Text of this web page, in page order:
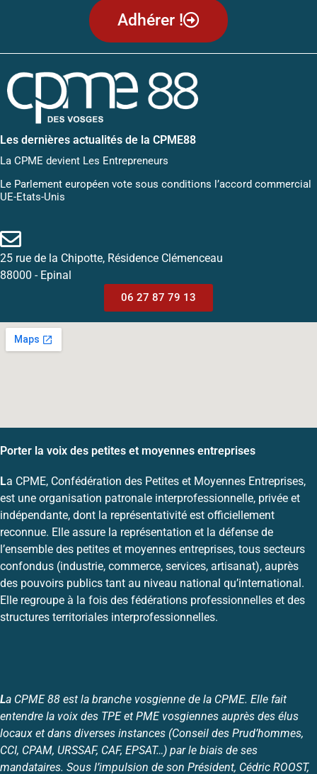
Adhérer !
Les dernières actualités de la CPME88
La CPME devient Les Entrepreneurs
Le Parlement européen vote sous conditions l’accord commercial
UE-Etats-Unis
25 rue de la Chipotte, Résidence Clémenceau
88000 - Epinal
06 27 87 79 13
Porter la voix des petites et moyennes entreprises
La CPME, Confédération des Petites et Moyennes Entreprises,
est une organisation patronale interprofessionnelle, privée et
indépendante, dont la représentativité est officiellement
reconnue. Elle assure la représentation et la défense de
l’ensemble des petites et moyennes entreprises, tous secteurs
confondus (industrie, commerce, services, artisanat), auprès
des pouvoirs publics tant au niveau national qu’international.
Elle regroupe à la fois des fédérations professionnelles et des
structures territoriales interprofessionnelles.
La CPME 88 est la branche vosgienne de la CPME. Elle fait
entendre la voix des TPE et PME vosgiennes auprès des élus
locaux et dans diverses instances (Conseil des Prud’hommes,
CCI, CPAM, URSSAF, CAF, EPSAT…) par le biais de ses
mandataires. Sous l’impulsion de son Président, Cédric ROOST,